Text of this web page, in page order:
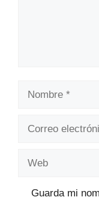
Nombre
Correo
Web
Guarda mi